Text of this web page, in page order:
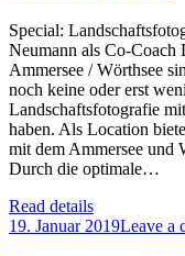
Special:
Neumann als Co-Coach
Ammersee / Wörthsee
noch keine oder erst
Landschaftsfotografie
haben. Als Location
mit dem Ammersee und
Durch die optimale…
Read details
19. Januar 2019Leave a